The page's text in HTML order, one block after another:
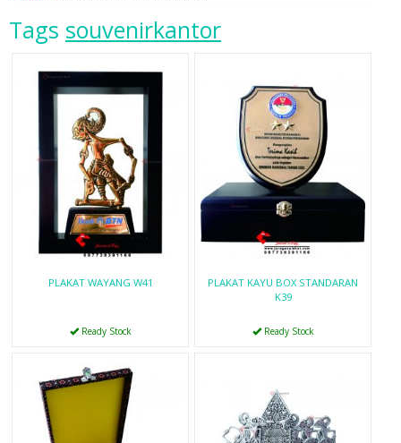
Tags souvenirkantor
PLAKAT WAYANG W41
Ready Stock
PLAKAT KAYU BOX STANDARAN
K39
Ready Stock